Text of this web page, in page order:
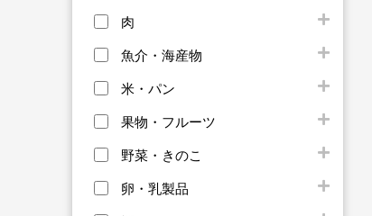
肉
魚介・海産物
米・パン
果物・フルーツ
野菜・きのこ
卵・乳製品